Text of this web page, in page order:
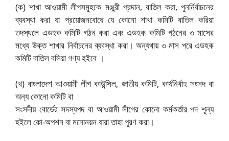
(ক) শাখা আওয়ামী লীগসমূহকে মঞ্জুরী প্রদান, বাতিল করা, পুনর্নির্বাচনের
ব্যবস্থা করা যা প্রয়োজনবোধে যে কোনো শাখা কমিটি বাতিল করিয়া
তদস্থলে এডহক কমিটি গঠন করা এবং এডহক কমিটি গঠনের ৩ মাসের
মধ্যে উক্ত শাখার নির্বাচনের ব্যবস্থা করা। অন্যথায় ৩ মাস পরে এডহক
কমিটি বাতিল বলিয়া গণ্য হইবে ।
(খ) বাংলাদেশ আওয়ামী লীগ কাউন্সিল, জাতীয় কমিটি, কার্যনির্বাহ সংসদ বা
অন্য কোনো কমিটি বা
সংসদীয় বোর্ডের সদস্যপদ বা আওয়ামী লীগের কোনো কর্মকর্তার পদ শূন্য
হইলে কো-অপশন বা মনোনয়ন যারা তাহা পূরণ করা।